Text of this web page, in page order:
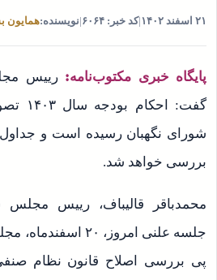
۲۱ اسفند ۱۴۰۲ |کد خبر: ۶۰۶۴ نویسنده:همایون
پایگاه خبری مکتوب‌نامه: رییس
گفت:
شورای نگهبان رسیده است و جداول
بررسی خواهد شد.
محمدباقر قالیباف، رییس مجلس
جلسه علنی امروز،
پی بررسی اصلاح قانون نظام